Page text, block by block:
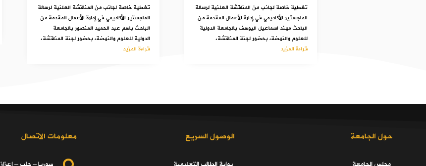
تغطية خاصة لجانب من المناقشة العلنية لرسالة
الماجستير الأكاديمي في إدارة الأعمال المقدمة من
الباحث مهند اسماعيل اليوسف بالجامعة الدولية
للعلوم والنهضة، بحضور لجنة المناقشة.
قراءة المزيد
تغطية خاصة لجانب من المناقشة العلنية لرسالة
الماجستير الأكاديمي في إدارة الأعمال المقدمة من
الباحث باسم عبد الحميد المنصور بالجامعة
الدولية للعلوم والنهضة، بحضور لجنة المناقشة.
قراءة المزيد
معلومات الاتصال
الوصول السريع حول الجامعة